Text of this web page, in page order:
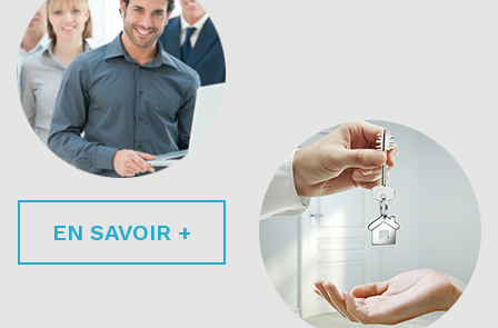
EN SAVOIR +